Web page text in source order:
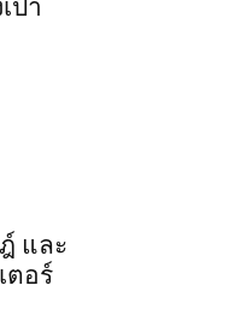
ป้า
และ
ตอร์